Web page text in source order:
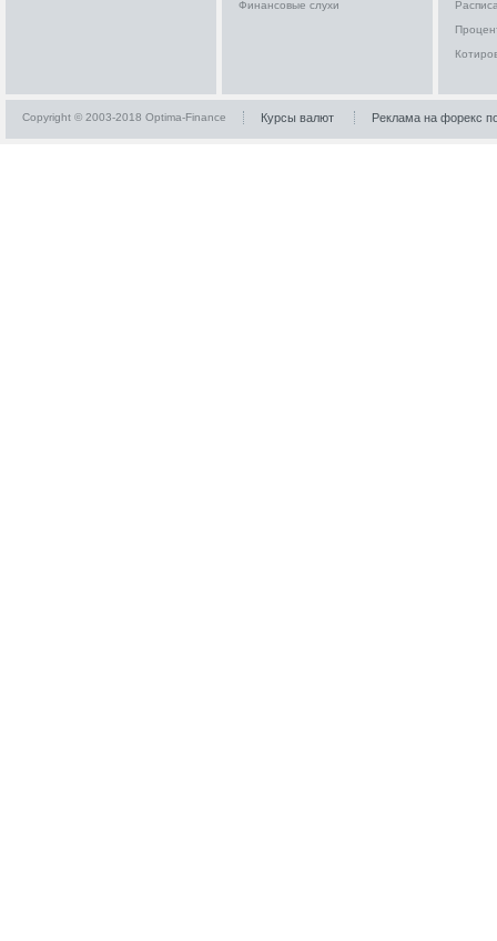
Финансовые слухи
Copyright © 2003-2018 Optima-Finance Курсы валют Реклама на форекс